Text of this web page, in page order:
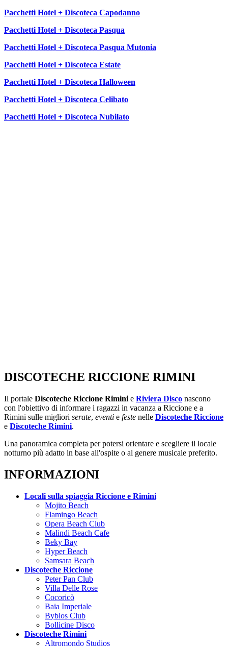
Pacchetti Hotel + Discoteca Capodanno
Pacchetti Hotel + Discoteca Pasqua
Pacchetti Hotel + Discoteca Pasqua Mutonia
Pacchetti Hotel + Discoteca Estate
Pacchetti Hotel + Discoteca Halloween
Pacchetti Hotel + Discoteca Celibato
Pacchetti Hotel + Discoteca Nubilato
DISCOTECHE RICCIONE RIMINI
Il portale Discoteche Riccione Rimini e Riviera Disco nascono
con l'obiettivo di informare i ragazzi in vacanza a Riccione e a
Rimini sulle migliori serate, eventi e feste nelle Discoteche Riccione
e Discoteche Rimini.
Una panoramica completa per potersi orientare e scegliere il locale
notturno più adatto in base all'ospite o al genere musicale preferito.
INFORMAZIONI
Locali sulla spiaggia Riccione e Rimini
Mojito Beach
Flamingo Beach
Opera Beach Club
Malindi Beach Cafe
Beky Bay
Hyper Beach
Samsara Beach
Discoteche Riccione
Peter Pan Club
Villa Delle Rose
Cocoricò
Baia Imperiale
Byblos Club
Bollicine Disco
Discoteche Rimini
Altromondo Studios